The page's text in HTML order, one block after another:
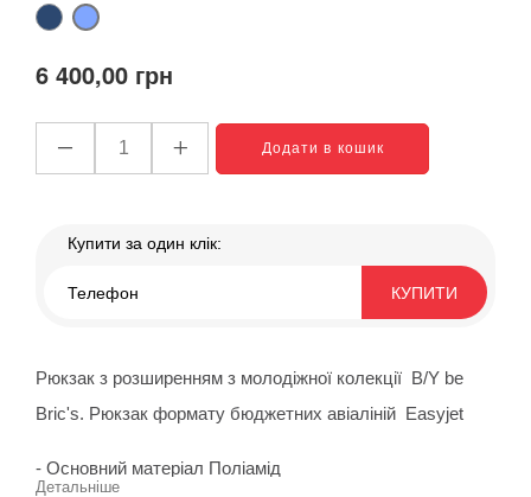
Blue
050
grey
6 400,00 грн
Додати в кошик
Купити за один клік:
КУПИТИ
Рюкзак з розширенням з молодіжної колекції B/Y be
Bric's. Рюкзак формату бюджетних авіаліній Easyjet
- Основний матеріал Поліамід
Детальніше